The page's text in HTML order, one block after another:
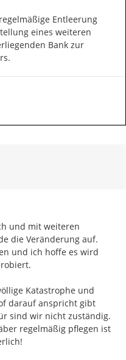
Entleerung
eines weiteren
Bank zur
und mit weiteren
die Veränderung auf.
und ich hoffe es wird
Katastrophe und
darauf anspricht gibt
sind wir nicht zuständig.
regelmäßig pflegen ist